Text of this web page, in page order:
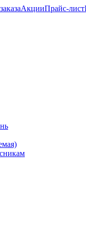
АкцииПрайс-лист